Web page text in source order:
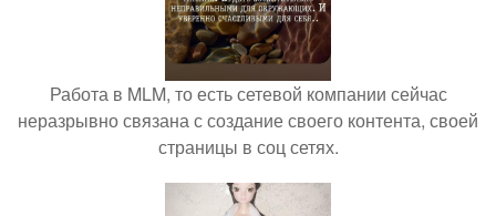
Работа в MLM, то есть сетевой компании сейчас
неразрывно связана с создание своего контента, своей
страницы в соц сетях.